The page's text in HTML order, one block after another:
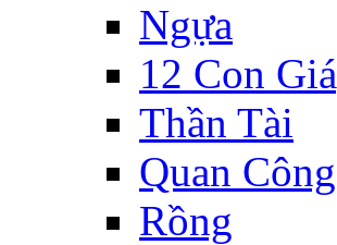
Ngựa
12 Con
Thần Tài
Quan Công
Rồng